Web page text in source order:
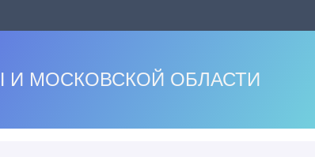
МОСКОВСКОЙ ОБЛАСТИ